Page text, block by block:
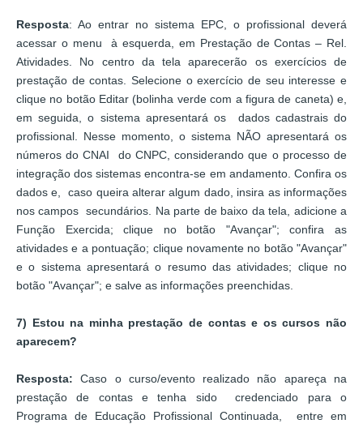
Resposta: Ao entrar no sistema EPC, o profissional deverá
acessar o menu à esquerda, em Prestação de Contas – Rel.
Atividades. No centro da tela aparecerão os exercícios de
prestação de contas. Selecione o exercício de seu interesse e
clique no botão Editar (bolinha verde com a figura de caneta) e,
em seguida, o sistema apresentará os dados cadastrais do
profissional. Nesse momento, o sistema NÃO apresentará os
números do CNAI do CNPC, considerando que o processo de
integração dos sistemas encontra-se em andamento. Confira os
dados e, caso queira alterar algum dado, insira as informações
nos campos secundários. Na parte de baixo da tela, adicione a
Função Exercida; clique no botão "Avançar"; confira as
atividades e a pontuação; clique novamente no botão "Avançar"
e o sistema apresentará o resumo das atividades; clique no
botão "Avançar"; e salve as informações preenchidas.
7) Estou na minha prestação de contas e os cursos não
aparecem?
Resposta: Caso o curso/evento realizado não apareça na
prestação de contas e tenha sido credenciado para o
Programa de Educação Profissional Continuada, entre em